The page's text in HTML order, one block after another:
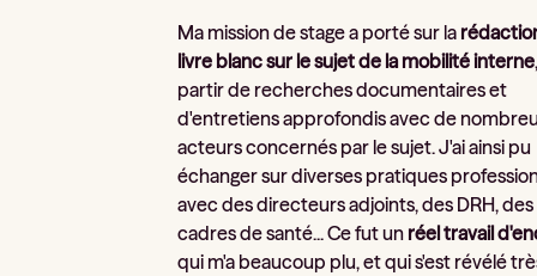
Ma mission de stage a porté sur la
livre blanc sur le sujet de la mobilité interne
partir de recherches documentaires et
d'entretiens approfondis avec de
acteurs concernés par le sujet. J'ai ainsi pu
échanger sur diverses pratiques
avec des directeurs adjoints, des DRH, des
cadres de santé... Ce fut un réel travail
qui m'a beaucoup plu, et qui s'est révélé